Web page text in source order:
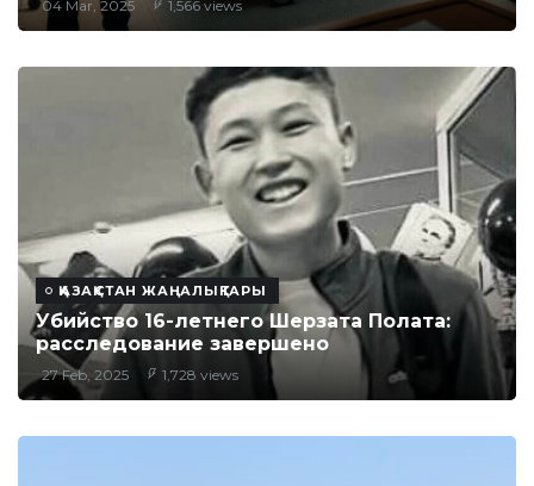
04 Mar, 2025 1,566 views
ҚАЗАҚСТАН ЖАҢАЛЫҚТАРЫ
Убийство 16-летнего Шерзата Полата:
расследование завершено
27 Feb, 2025 1,728 views